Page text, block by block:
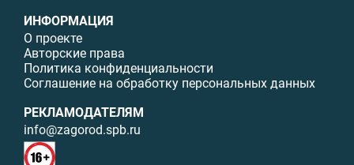
ИНФОРМАЦИЯ
О проекте
Авторские права
Политика конфиденциальности
Соглашение на обработку персональных данных
РЕКЛАМОДАТЕЛЯМ
info@zagorod.spb.ru